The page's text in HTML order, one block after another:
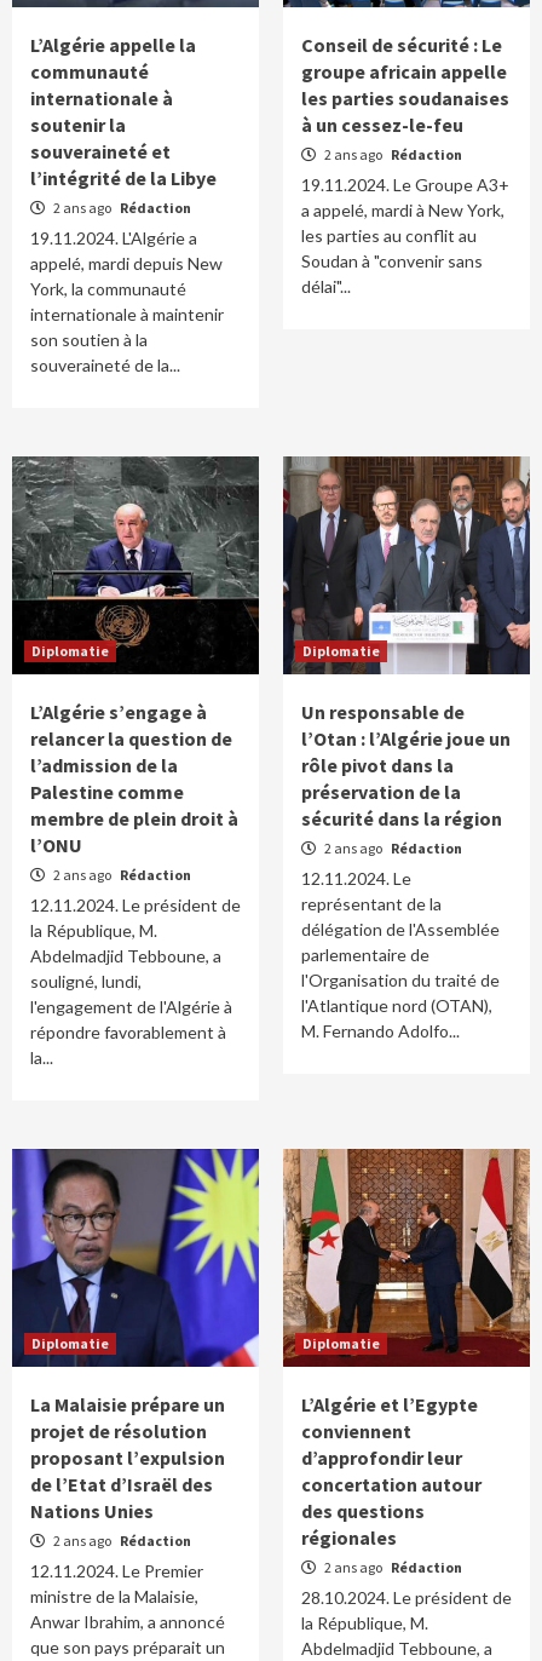
L’Algérie appelle la
communauté
internationale à
soutenir la
souveraineté et
l’intégrité de la Libye
2 ans ago Rédaction
19.11.2024. L'Algérie a
appelé, mardi depuis New
York, la communauté
internationale à maintenir
son soutien à la
souveraineté de la...
Conseil de sécurité : Le
groupe africain appelle
les parties soudanaises
à un cessez-le-feu
2 ans ago Rédaction
19.11.2024. Le Groupe A3+
a appelé, mardi à New York,
les parties au conflit au
Soudan à "convenir sans
délai"...
Diplomatie
L’Algérie s’engage à
relancer la question de
l’admission de la
Palestine comme
membre de plein droit à
l’ONU
2 ans ago Rédaction
12.11.2024. Le président de
la République, M.
Abdelmadjid Tebboune, a
souligné, lundi,
l'engagement de l'Algérie à
répondre favorablement à
la...
Diplomatie
Un responsable de
l’Otan : l’Algérie joue un
rôle pivot dans la
préservation de la
sécurité dans la région
2 ans ago Rédaction
12.11.2024. Le
représentant de la
délégation de l'Assemblée
parlementaire de
l'Organisation du traité de
l'Atlantique nord (OTAN),
M. Fernando Adolfo...
Diplomatie
La Malaisie prépare un
projet de résolution
proposant l’expulsion
de l’Etat d’Israël des
Nations Unies
2 ans ago Rédaction
12.11.2024. Le Premier
ministre de la Malaisie,
Anwar Ibrahim, a annoncé
que son pays préparait un
Diplomatie
L’Algérie et l’Egypte
conviennent
d’approfondir leur
concertation autour
des questions
régionales
2 ans ago Rédaction
28.10.2024. Le président de
la République, M.
Abdelmadjid Tebboune, a